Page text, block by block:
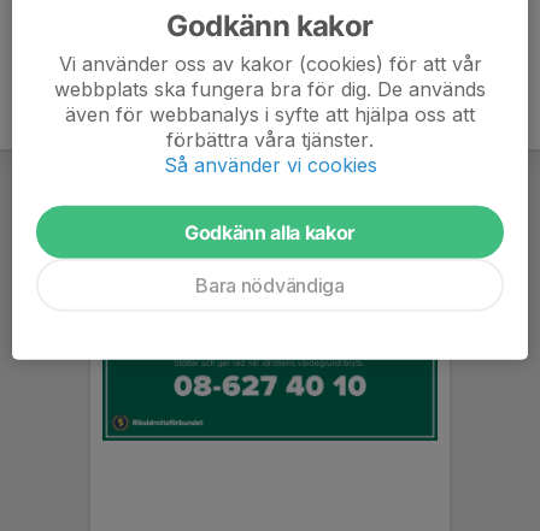
Godkänn kakor
Vi använder oss av kakor (cookies) för att vår
webbplats ska fungera bra för dig. De används
även för webbanalys i syfte att hjälpa oss att
förbättra våra tjänster.
Så använder vi cookies
Godkänn alla kakor
Bara nödvändiga